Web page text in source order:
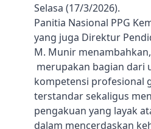
Selasa (17/3/2026).
Panitia Nasional PPG
yang juga Direktur
M. Munir
merupakan bagian dari
kompetensi profesional
terstandar sekaligus
pengakuan yang layak
dalam mencerdaskan